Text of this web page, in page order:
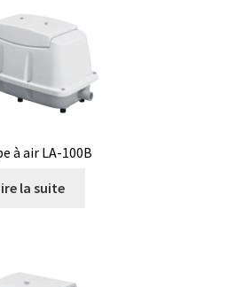
anaérobes et microaérobes
à air LA-100B
la suite